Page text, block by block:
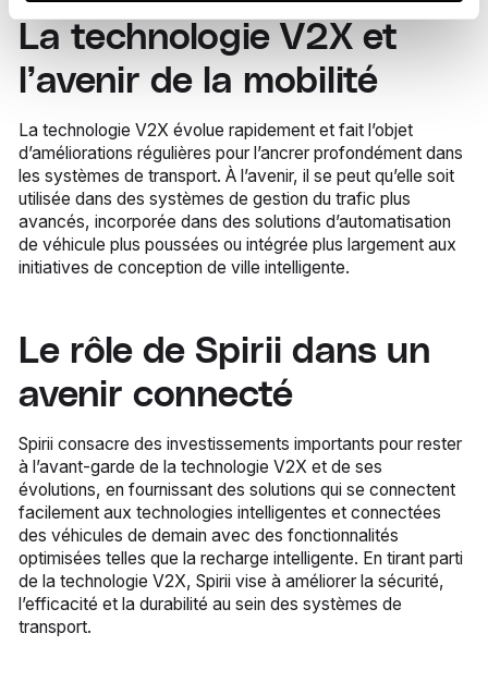
La technologie V2X et
l’avenir de la mobilité
La technologie V2X évolue rapidement et fait l’objet
d’améliorations régulières pour l’ancrer profondément dans
les systèmes de transport. À l’avenir, il se peut qu’elle soit
utilisée dans des systèmes de gestion du trafic plus
avancés, incorporée dans des solutions d’automatisation
de véhicule plus poussées ou intégrée plus largement aux
initiatives de conception de ville intelligente.
Le rôle de Spirii dans un
avenir connecté
Spirii consacre des investissements importants pour rester
à l’avant-garde de la technologie V2X et de ses
évolutions, en fournissant des solutions qui se connectent
facilement aux technologies intelligentes et connectées
des véhicules de demain avec des fonctionnalités
optimisées telles que la recharge intelligente. En tirant parti
de la technologie V2X, Spirii vise à améliorer la sécurité,
l’efficacité et la durabilité au sein des systèmes de
transport.